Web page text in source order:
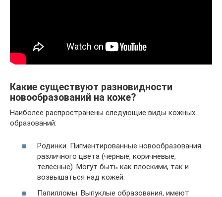
Какие существуют разновидности
новообразований на коже?
Наиболее распространены следующие виды кожных
образований:
Родинки. Пигментированные новообразования
различного цвета (черные, коричневые,
телесные). Могут быть как плоскими, так и
возвышаться над кожей.
Папилломы. Выпуклые образования, имеют